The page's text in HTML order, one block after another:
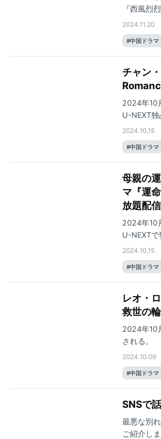
『西風烈
2024.11.20
#中国ドラマ
チャン
2024年10
U-NEXT
2024.10.15
#中国ドラマ
母親の
マ『運
放題配
2024年10
U-NEXT
2024.10.15
#中国ドラマ
レオ・
救世の
2024年10
される。
2024.10.09
#中国ドラマ
SNSで
最悪な別
ご紹介しま